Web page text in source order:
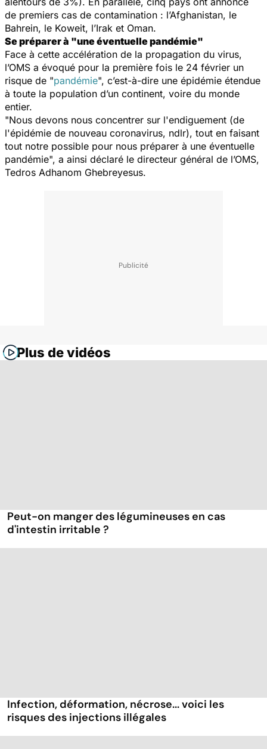
de premiers cas de contamination : l’Afghanistan, le
Bahrein, le Koweit, l’Irak et Oman.
Se préparer à "une éventuelle pandémie"
Face à cette accélération de la propagation du virus,
l’OMS a évoqué pour la première fois le 24 février un
risque de "pandémie", c’est-à-dire une épidémie étendue
à toute la population d’un continent, voire du monde
entier.
"Nous devons nous concentrer sur l'endiguement (de
l'épidémie de nouveau coronavirus, ndlr), tout en faisant
tout notre possible pour nous préparer à une éventuelle
pandémie", a ainsi déclaré le directeur général de l’OMS,
Tedros Adhanom Ghebreyesus.
Plus de vidéos
Peut-on manger des légumineuses en cas
d'intestin irritable ?
Infection, déformation, nécrose... voici les
risques des injections illégales